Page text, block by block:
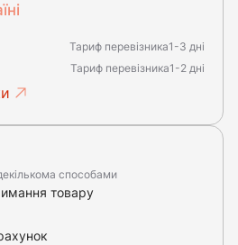
Тариф перевізника1-3 дні
Тариф перевізника1-2 дні
способами
товару